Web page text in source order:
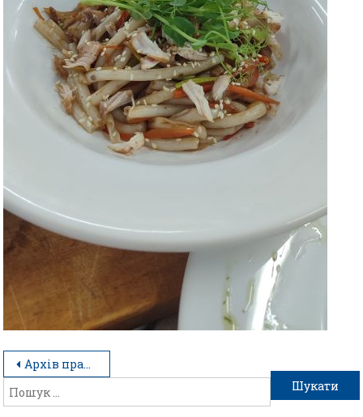
Архів практичних занять за професією кухар